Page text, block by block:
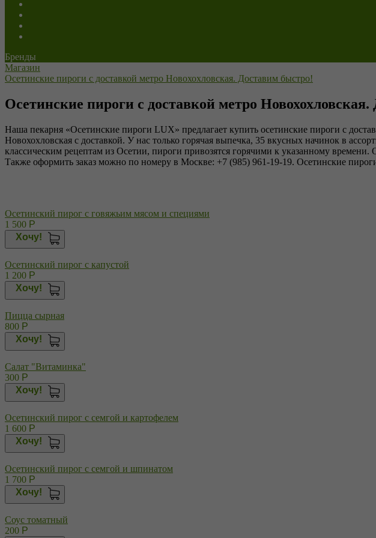
Бренды
Магазин
Осетинские пироги с доставкой метро Новохохловская. Доставим быстро!
Осетинские пироги с доставкой метро
Наша пекарня «Осетинские пироги LUX» предлагает купить осетинские пироги с
Новохохловская с доставкой. У нас только горячая выпечка, 35 вкусных начинок в
классическим рецептам из Осетии, пироги привозятся горячими к указанному
Также оформить заказ можно по номеру в Москве: +7 (985) 961-19-19. Осетинские
Осетинский пирог с говяжьим мясом и специями
1 500 Р
Хочу!
Осетинский пирог с капустой
1 200 Р
Хочу!
Пицца сырная
800 Р
Хочу!
Салат "Витаминка"
300 Р
Хочу!
Осетинский пирог с семгой и картофелем
1 600 Р
Хочу!
Осетинский пирог с семгой и шпинатом
1 700 Р
Хочу!
Соус томатный
200 Р